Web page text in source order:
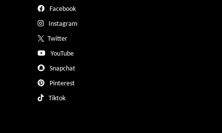
Facebook
Instagram
Twitter
YouTube
Snapchat
Pinterest
Tiktok